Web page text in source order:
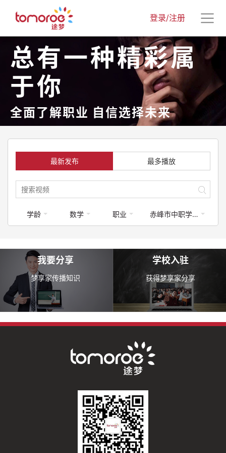
登录/注册
总有一种精彩属
于你
全面了解职业 自信选择未来
最新发布 最多播放
学龄 数学 职业 赤峰市中职学校专业介绍
我要分享
梦享家传播知识
学校入驻
获得梦享家分享